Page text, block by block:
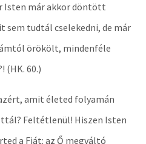
Isten már akkor döntött
sem tudtál cselekedni, de már
örökölt, mindenféle
(HK. 60.)
amit életed folyamán
Feltétlenül! Hiszen Isten
a Fiát: az Ő megváltó